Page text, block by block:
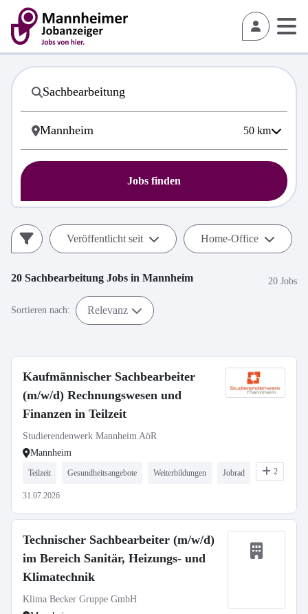
50 km
Jobs finden
Veröffentlicht seit Home-Office
20 Sachbearbeitung Jobs in Mannheim 20 Jobs
Sortieren nach: Relevanz
Kaufmännischer Sachbearbeiter
(m/w/d) Rechnungswesen und
Finanzen in Teilzeit
Studierendenwerk Mannheim AöR
Mannheim
Teilzeit Gesundheitsangebote Weiterbildungen Jobrad 2
31.07.2026
Technischer Sachbearbeiter (m/w/d)
im Bereich Sanitär, Heizungs- und
Klimatechnik
Klima Becker Gruppe GmbH